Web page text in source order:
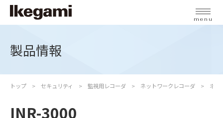
menu
製品情報
トップ セキュリティ 監視用レコーダ ネットワークレコーダ ネッ
INR-3000